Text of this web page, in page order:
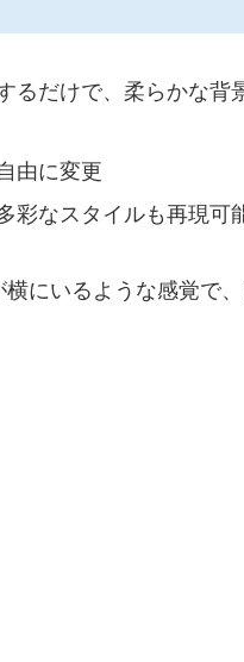
るだけで、柔らかな背
由に変更
彩なスタイルも再現可
にいるような感覚で